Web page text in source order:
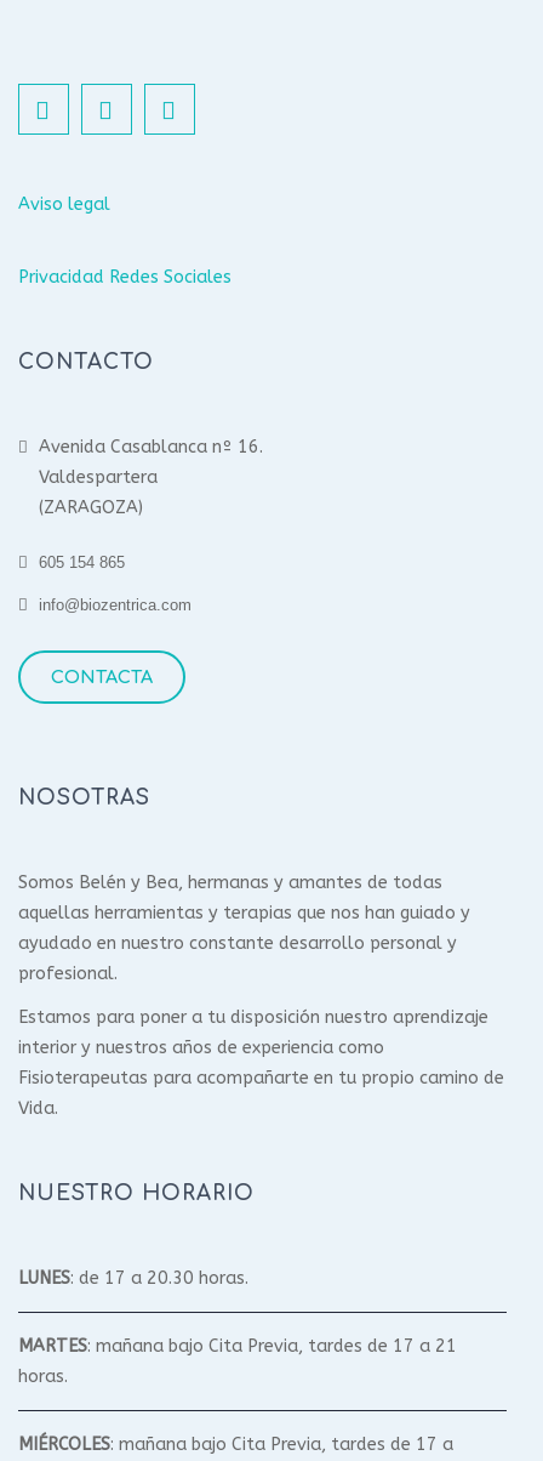
Aviso legal
Privacidad Redes Sociales
CONTACTO
Avenida Casablanca nº 16.
Valdespartera
(ZARAGOZA)
605 154 865
info@biozentrica.com
CONTACTA
NOSOTRAS
Somos Belén y Bea, hermanas y amantes de todas
aquellas herramientas y terapias que nos han guiado y
ayudado en nuestro constante desarrollo personal y
profesional.
Estamos para poner a tu disposición nuestro aprendizaje
interior y nuestros años de experiencia como
Fisioterapeutas para acompañarte en tu propio camino de
Vida.
NUESTRO HORARIO
LUNES: de 17 a 20.30 horas.
MARTES: mañana bajo Cita Previa, tardes de 17 a 21
horas.
MIÉRCOLES: mañana bajo Cita Previa, tardes de 17 a